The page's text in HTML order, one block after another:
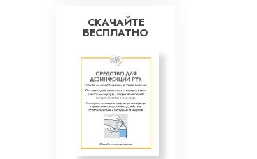
СКАЧАЙТЕ
БЕСПЛАТНО